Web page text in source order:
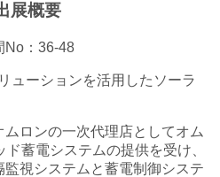
展概要
：36-48
ューションを活用したソーラ
ロンの一次代理店としてオム
蓄電システムの提供を受け、
視システムと蓄電制御システ